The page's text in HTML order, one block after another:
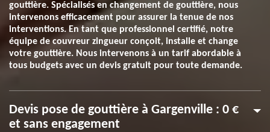
gouttière. Spécialisés en changement de gouttière, nous
intervenons efficacement pour assurer la tenue de nos
interventions. En tant que professionnel certifié, notre
équipe de couvreur zingueur conçoit, installe et change
votre gouttière. Nous intervenons à un tarif abordable à
tous budgets avec un devis gratuit pour toute demande.
Devis pose de gouttière à Gargenville : 0 €
et sans engagement